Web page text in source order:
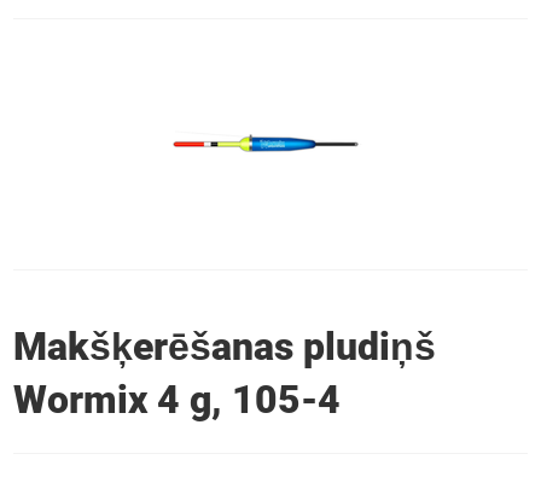
Makšķerēšanas pludiņš
Wormix 4 g, 105-4